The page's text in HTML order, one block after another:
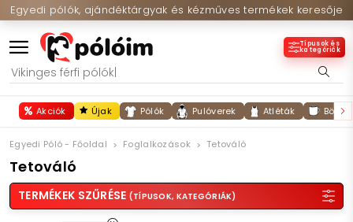
Egyedi pólók, ajándéktárgyak és kézműves termékek keresője
Típusok és
kategóriák
Akciók Újak Pólók Pulóverek Atléták
Egyedi Póló - Főoldal Foglalkozások Tetováló
Tetováló
TERMÉKEK SZŰRÉSE (TÍPUSOK, KATEGÓRIÁK)